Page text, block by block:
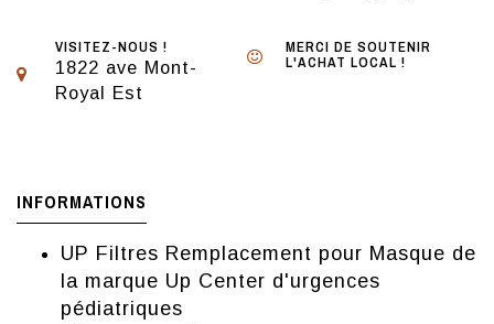
VISITEZ-NOUS !
1822 ave Mont-
Royal Est
MERCI DE SOUTENIR
L'ACHAT LOCAL !
INFORMATIONS
UP Filtres Remplacement pour Masque de
la marque Up Center d'urgences
pédiatriques